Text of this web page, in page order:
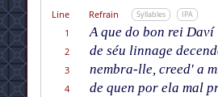
Line Refrain Syllables IPA
1
A que do bon rei Daví
2
de séu linnage
3
nembra-lle, creed' a
4
de quen por ela mal